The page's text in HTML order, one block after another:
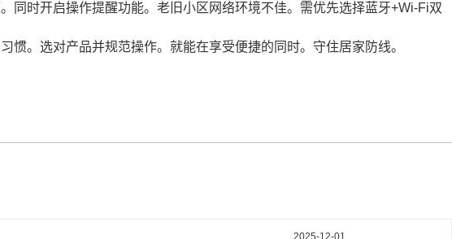
同时开启操作提醒功能。老旧小区网络环境不佳。需优先选择蓝牙+Wi-Fi双
惯。选对产品并规范操作。就能在享受便捷的同时。守住居家防线。
2025-12-01